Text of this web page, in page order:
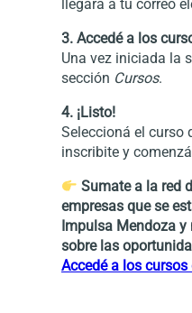
llegará a tu correo
3. Accedé a los
Una vez iniciada la
sección Cursos.
4. ¡Listo!
Seleccioná el curso
inscribite y
Sumate a la red
empresas que se
Impulsa Mendoza
sobre las
Accedé a los